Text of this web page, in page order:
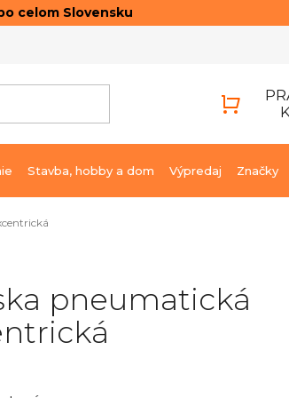
celom Slovensku
KOŠÍK
Stavba, hobby a dom Výpredaj Značky
pneumatická